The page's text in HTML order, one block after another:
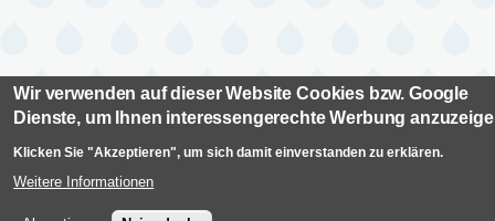
Wir verwenden auf dieser Website Cookies bzw. Google
Dienste, um Ihnen interessengerechte Werbung
Klicken Sie "Akzeptieren", um sich damit einverstanden zu erklären.
Weitere Informationen